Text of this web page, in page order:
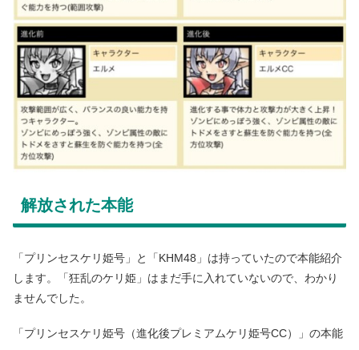
解放された本能
「プリンセスケリ姫号」と「KHM48」は持っていたので本能紹介
します。「狂乱のケリ姫」はまだ手に入れていないので、わかり
ませんでした。
「プリンセスケリ姫号（進化後プレミアムケリ姫号CC）」の本能